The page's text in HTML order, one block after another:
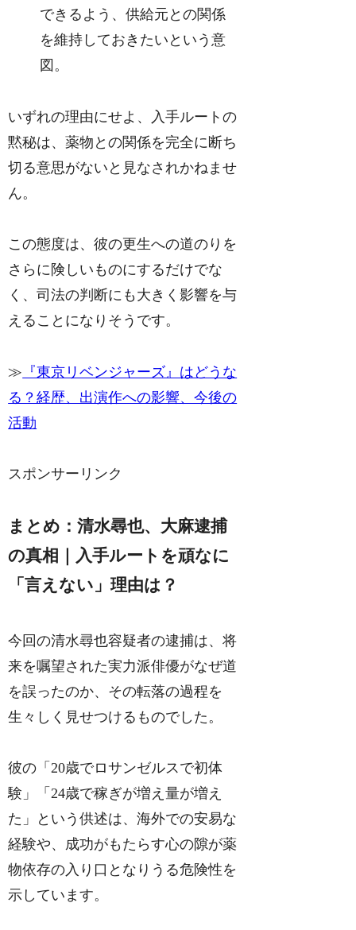
できるよう、供給元との関係
を維持しておきたいという意
図。
いずれの理由にせよ、入手ルートの
黙秘は、薬物との関係を完全に断ち
切る意思がないと見なされかねませ
ん。
この態度は、彼の更生への道のりを
さらに険しいものにするだけでな
く、司法の判断にも大きく影響を与
えることになりそうです。
≫ 『東京リベンジャーズ』はどうな
る？経歴、出演作への影響、今後の
活動
スポンサーリンク
まとめ：清水尋也、大麻逮捕
の真相｜入手ルートを頑なに
「言えない」理由は？
今回の清水尋也容疑者の逮捕は、将
来を嘱望された実力派俳優がなぜ道
を誤ったのか、その転落の過程を
生々しく見せつけるものでした。
彼の「20歳でロサンゼルスで初体
験」「24歳で稼ぎが増え量が増え
た」という供述は、海外での安易な
経験や、成功がもたらす心の隙が薬
物依存の入り口となりうる危険性を
示しています。